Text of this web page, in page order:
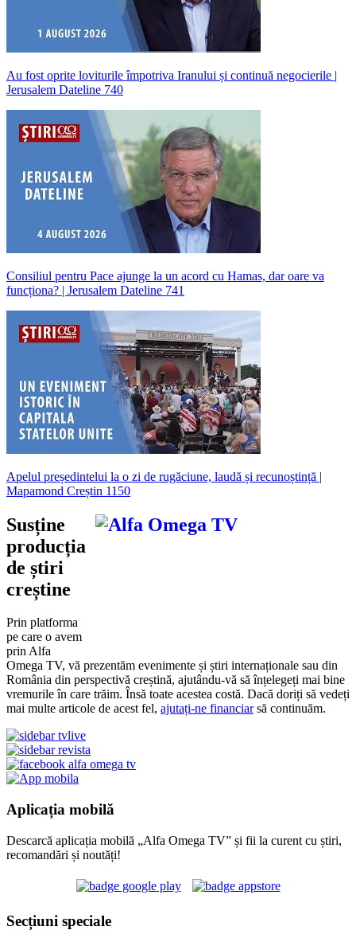
Au fost oprite loviturile împotriva Iranului și continuă negocierile |
Jerusalem Dateline 740
Consiliul pentru Pace ajunge la un acord cu Hamas, dar oare va
funcționa? | Jerusalem Dateline 741
Apelul președintelui la o zi de rugăciune, laudă și recunoștință |
Mapamond Creștin 1150
Susține
producția
de știri
creștine
Prin platforma
pe care o avem
prin Alfa
Omega TV, vă prezentăm evenimente și știri internaționale sau din
România din perspectivă creștină, ajutându-vă să înțelegeți mai bine
vremurile în care trăim. Însă toate acestea costă. Dacă doriți să vedeți
mai multe articole de acest fel, ajutați-ne financiarsă continuăm.
Aplicația mobilă
Descarcă aplicația mobilă „Alfa Omega TV” și fii la curent cu știri,
recomandări și noutăți!
Secțiuni speciale